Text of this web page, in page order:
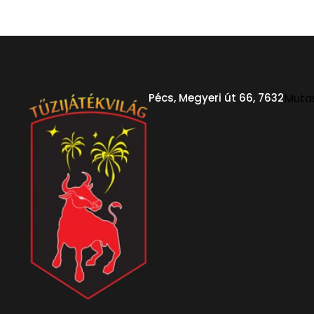
Pécs, Megyeri út 66, 7632